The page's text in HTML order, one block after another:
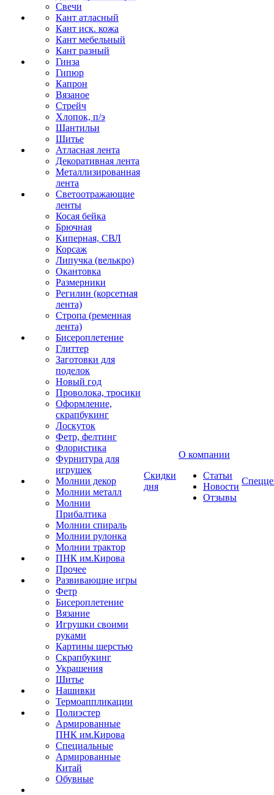
Свечи
Кант атласный
Кант иск. кожа
Кант мебельный
Кант разный
Гинза
Гипюр
Капрон
Вязаное
Стрейч
Хлопок, п/э
Шантильи
Шитье
Атласная лента
Декоративная лента
Металлизированная
лента
Светоотражающие
ленты
Косая бейка
Брючная
Киперная, СВЛ
Корсаж
Липучка (велькро)
Окантовка
Размерники
Регилин (корсетная
лента)
Стропа (ременная
лента)
Бисероплетение
Глиттер
Заготовки для
поделок
Новый год
Проволока, тросики
Оформление,
скрапбукинг
Лоскуток
Фетр, фелтинг
Флористика
Фурнитура для
игрушек
Молнии декор
Молнии металл
Молнии
Прибалтика
Молнии спираль
Молнии рулонка
Молнии трактор
ПНК им.Кирова
Прочее
Развивающие игры
Фетр
Бисероплетение
Вязание
Игрушки своими
руками
Картины шерстью
Скрапбукинг
Украшения
Шитье
Нашивки
Термоаппликации
Полиэстер
Армированные
ПНК им.Кирова
Специальные
Армированные
Китай
Обувные
Скидки
дня
О компании
Статьи
Новости
Отзывы